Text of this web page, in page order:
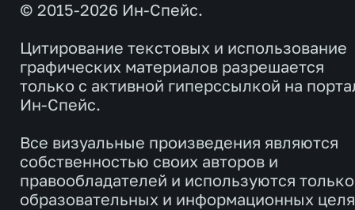
© 2015-2026 Ин-Спейс.
Цитирование текстовых и использование
графических материалов разрешается
только с активной гиперссылкой на
Ин-Спейс.
Все визуальные произведения являются
собственностью своих авторов и
правообладателей и используются
образовательных и информационных